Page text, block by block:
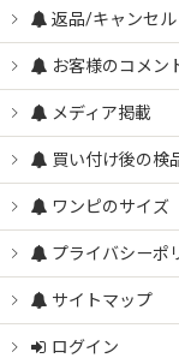
返品/キャンセル
お客様のコメン
メディア掲載
買い付け後の検
ワンピのサイズ
プライバシーポ
サイトマップ
ログイン